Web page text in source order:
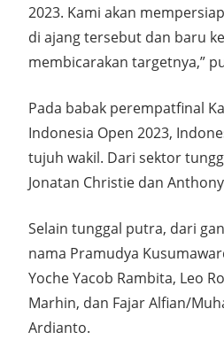
2023. Kami akan
di ajang tersebut dan baru
membicarakan targetnya,”
Pada babak perempatfinal
Indonesia Open 2023,
tujuh wakil. Dari sektor
Jonatan Christie dan
Selain tunggal putra, dari
nama Pramudya
Yoche Yacob Rambita, Leo
Marhin, dan Fajar Alfian/
Ardianto.